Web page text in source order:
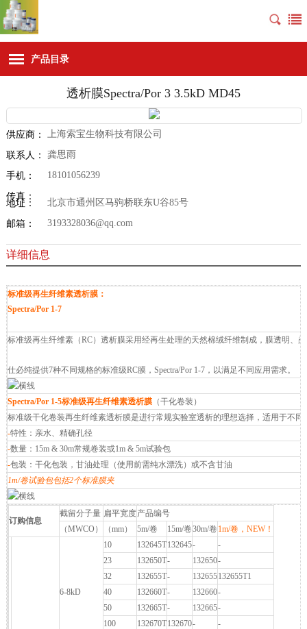
产品目录
透析膜Spectra/Por 3 3.5kD MD45
供应商： 上海索宝生物科技有限公司
联系人： 龚思雨
手机： 18101056239
传真：
地址： 北京市通州区马驹桥联东U谷85号
邮箱： 3193328036@qq.com
详细信息
标准级再生纤维素透析膜：
Spectra/Por 1-7
标准级再生纤维素（RC）透析膜采用经再生处理的天然棉绒纤维制成，膜透明、
仕必纯提供7种不同规格的标准级RC膜，Spectra/Por 1-7，以满足不同应用需求。
Spectra/Por 1-5标准级再生纤维素透析膜（干化卷装）
标准级干化卷装再生纤维素透析膜是进行常规实验室透析的理想选择，适用于不同
-特性：亲水、精确孔径
-数量：15m & 30m常规卷装或1m & 5m试验包
-包装：干化包装，甘油处理（使用前需纯水漂洗）或不含甘油
1m/卷试验包包括2个标准膜夹
订购信息
截留分子量 扁平宽度产品编号
（MWCO）
（mm） 5m/卷 15m/卷30m/卷 1m/卷，NEW！
6-8kD
10 132645T132645-
-
23
132650T- 132650-
32
132655T- 132655132655T1
40
132660T- 132660-
50
132665T- 132665-
100
132670T132670-
-